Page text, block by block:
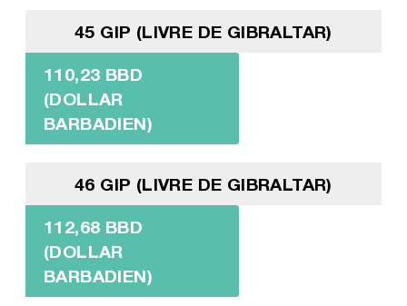
45 GIP (LIVRE DE GIBRALTAR)
110,23 BBD
(DOLLAR
BARBADIEN)
46 GIP (LIVRE DE GIBRALTAR)
112,68 BBD
(DOLLAR
BARBADIEN)